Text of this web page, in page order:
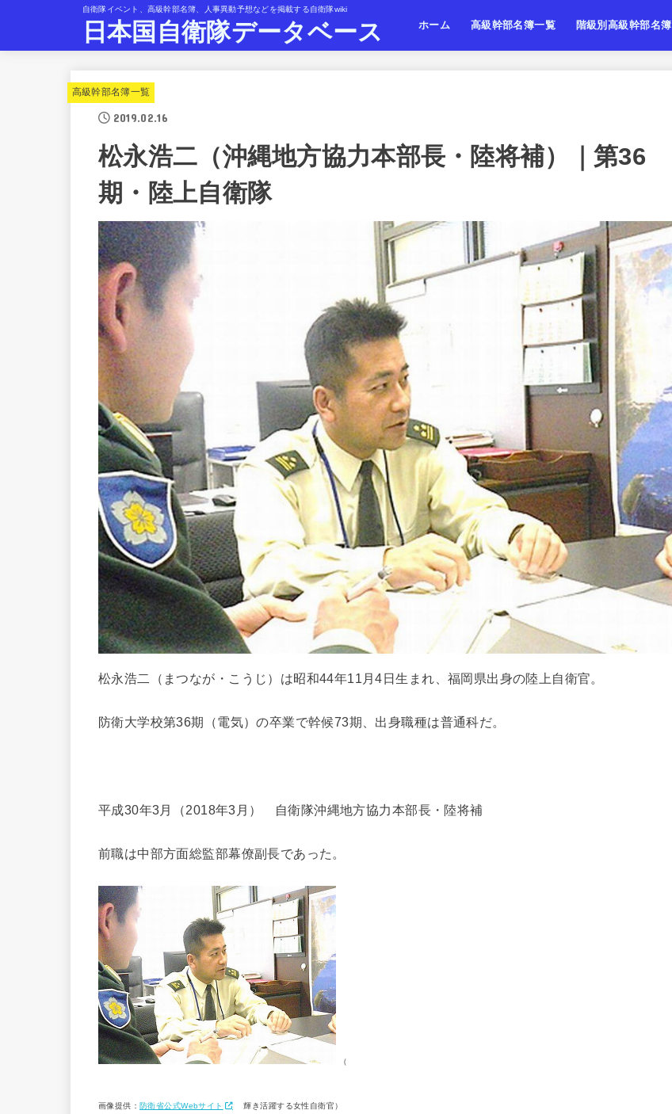
自衛隊イベント、高級幹部名簿、人事異動予想などを掲載する自衛隊wiki
日本国自衛隊データベース ホーム 高級幹部名簿一覧 階級別高級幹部名簿
高級幹部名簿一覧
2019.02.16
松永浩二（沖縄地方協力本部長・陸将補）｜第36
期・陸上自衛隊
松永浩二（まつなが・こうじ）は昭和44年11月4日生まれ、福岡県出身の陸上自衛官。
防衛大学校第36期（電気）の卒業で幹候73期、出身職種は普通科だ。
平成30年3月（2018年3月） 自衛隊沖縄地方協力本部長・陸将補
前職は中部方面総監部幕僚副長であった。
（
画像提供：防衛省公式Webサイト 輝き活躍する女性自衛官）